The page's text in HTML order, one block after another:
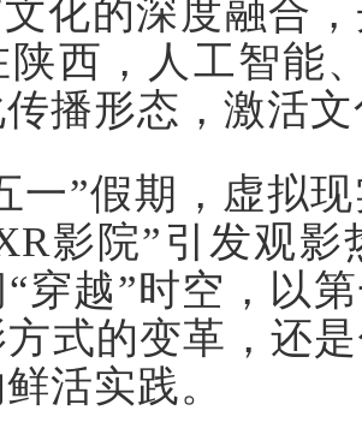
化的深度融合
陕西，人工智能
播形态，激活
一”假期，虚拟
影院”引发观
穿越”时空，以
式的变革，还
活实践。